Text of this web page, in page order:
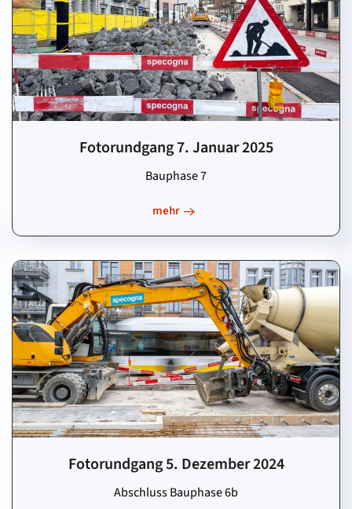
Fotorundgang 7. Januar 2025
Bauphase 7
mehr
Fotorundgang 5. Dezember 2024
Abschluss Bauphase 6b